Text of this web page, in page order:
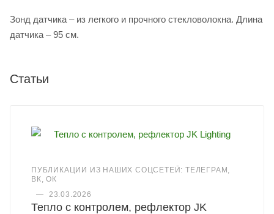
Зонд датчика – из легкого и прочного стекловолокна. Длина
датчика – 95 см.
Статьи
ПУБЛИКАЦИИ ИЗ НАШИХ СОЦСЕТЕЙ: ТЕЛЕГРАМ,
ВК, ОК
—
23.03.2026
Тепло с контролем, рефлектор JK